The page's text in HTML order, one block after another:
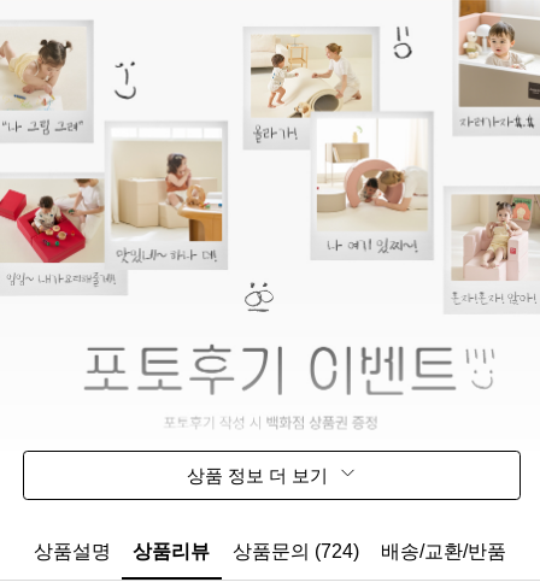
상품 정보 더 보기
상품설명 상품리뷰 상품문의 (724) 배송/교환/반품